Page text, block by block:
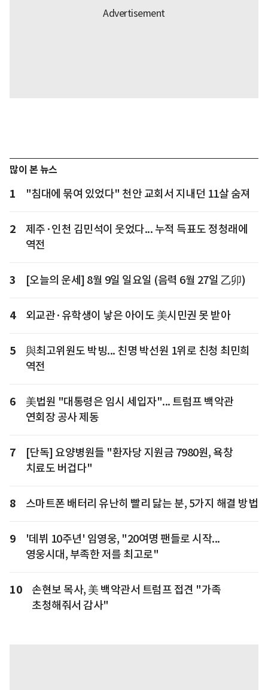
많이 본 뉴스
1 "침대에 묶여 있었다" 천안 교회서 지내던 11살 숨져
2
제주·인천 김민석이 웃었다... 누적 득표도 정청래에
역전
3 [오늘의 운세] 8월 9일 일요일 (음력 6월 27일 乙卯)
4 외교관·유학생이 낳은 아이도 美시민권 못 받아
5
與최고위원도 박빙... 친명 박선원 1위로 친청 최민희
역전
6
美법원 "대통령은 임시 세입자"... 트럼프 백악관
연회장 공사 제동
7
[단독] 요양병원들 "환자당 지원금 7980원, 욕창
치료도 버겁다"
8 스마트폰 배터리 유난히 빨리 닳는 분, 5가지 해결 방법
9
'데뷔 10주년' 임영웅, "20여명 팬들로 시작...
영웅시대, 부족한 저를 최고로"
10
손현보 목사, 美 백악관서 트럼프 접견 "가족
초청해줘서 감사"